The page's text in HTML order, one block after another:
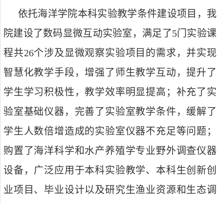
依托海洋学院本科实验教学条件建设项目，我
院建设了数码显微互动实验室， 满足了5门实验课
程共26个涉及显微观察实验项目的需求 ，并实现
智慧化教学手段 ， 增强了师生教学互动，提升了
学生学习积极性，教学效率明显提高； 补充了实
验室基础仪器，完善了实验室教学条件，缓解了
学生人数倍增造成的实验室仪器不充足等问题；
购置了海洋科学和水产养殖学专业野外调查仪器
设备， 广泛应用于本科实验教学、本科生创新创
业项目、毕业设计以及研究生渔业资源和生态调